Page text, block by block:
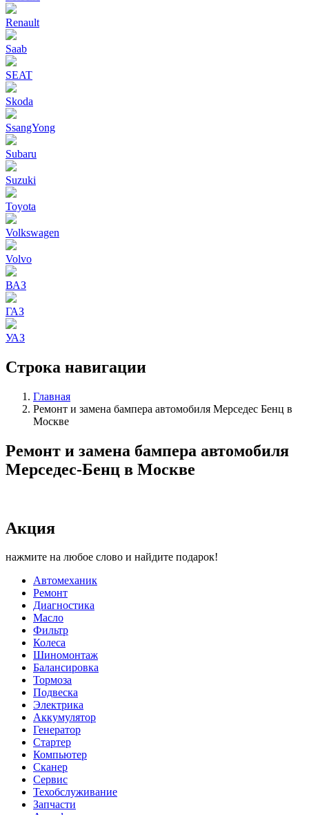
Renault
Saab
SEAT
Skoda
SsangYong
Subaru
Suzuki
Toyota
Volkswagen
Volvo
ВАЗ
ГАЗ
УАЗ
Строка навигации
Главная
Ремонт и замена бампера автомобиля Мерседес Бенц в
Москве
Ремонт и замена бампера автомобиля
Мерседес-Бенц в Москве
Акция
нажмите на любое слово и найдите подарок!
Автомеханик
Ремонт
Диагностика
Масло
Фильтр
Колеса
Шиномонтаж
Балансировка
Тормоза
Подвеска
Электрика
Аккумулятор
Генератор
Стартер
Компьютер
Сканер
Сервис
Техобслуживание
Запчасти